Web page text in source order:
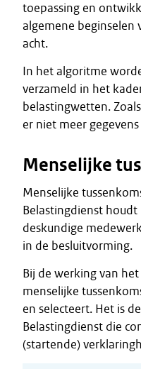
toepassing en
algemene beginselen
acht.
In het algoritme
verzameld in het
belastingwetten.
er niet meer
Menselijke
Menselijke
Belastingdienst
deskundige
in de besluitvorming.
Bij de werking van
menselijke
en selecteert. Het is
Belastingdienst die
(startende)